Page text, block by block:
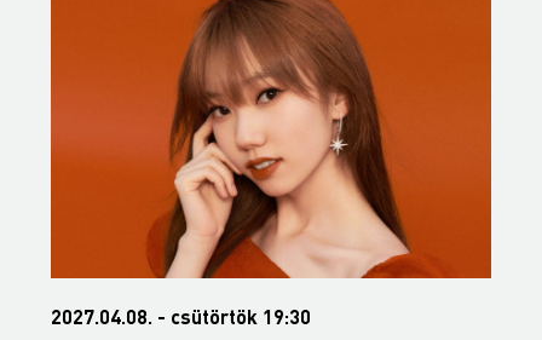
2027.04.08. - csütörtök 19:30